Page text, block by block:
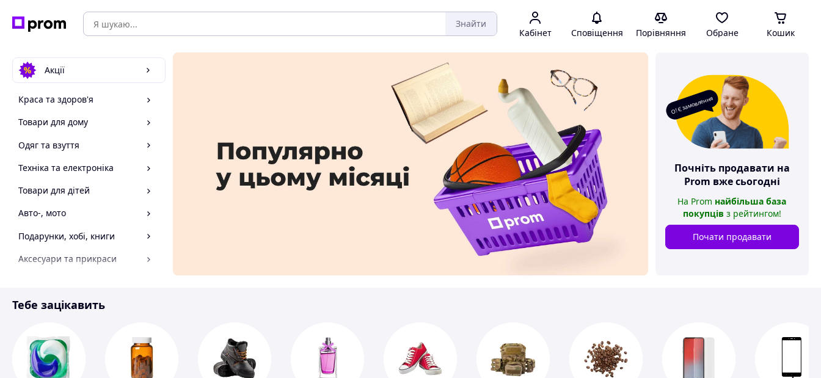
Знайти
Кабінет Сповіщення Порівняння Обране Кошик
Акції
Краса та здоров'я
Товари для дому
Одяг та взуття
Техніка та електроніка
Товари для дітей
Авто-, мото
Подарунки, хобі, книги
Аксесуари та прикраси
Спорт і відпочинок
О! Є замовлення
Почніть продавати на
Prom вже сьогодні
На Prom найбільша база
покупців з рейтингом!
Почати продавати
Тебе зацікавить